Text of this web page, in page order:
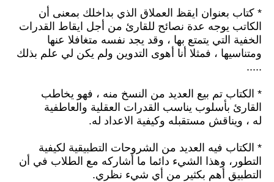
* كتاب بعنوان ايقظ العملاق الذي بداخلك بمعنى أن
الكاتب يوجه عدة نصائح للقارئ من أجل ايقاط القدرات
الخفية التي يتمتع بها ، وقد يجد نفسه متغافلا عنها
ومتناسيها ، فمثلا أنا أهوى التدوين ولم يكن لي علم بذلك
.....
* الكتاب تم بيع العديد من النسخ منه ، فهو يخاطب
القارئ بأسلوب يناسب القدرات العقلية والعاطفية
له ، ويناقش مستقبله وكيفية الاعداد له.
* الكتاب فيه العديد من الشروحات التطبيقية لكيفية
التطور، وهذا الشيء دائما ما أشاركه مع الطلاب في أن
التطبيق أهم بكثير من أي شيء نظري.